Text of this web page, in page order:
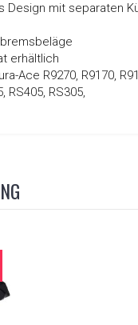
Design mit separaten
erhältlich
Ace R9270, R9170,
RS405, RS305,